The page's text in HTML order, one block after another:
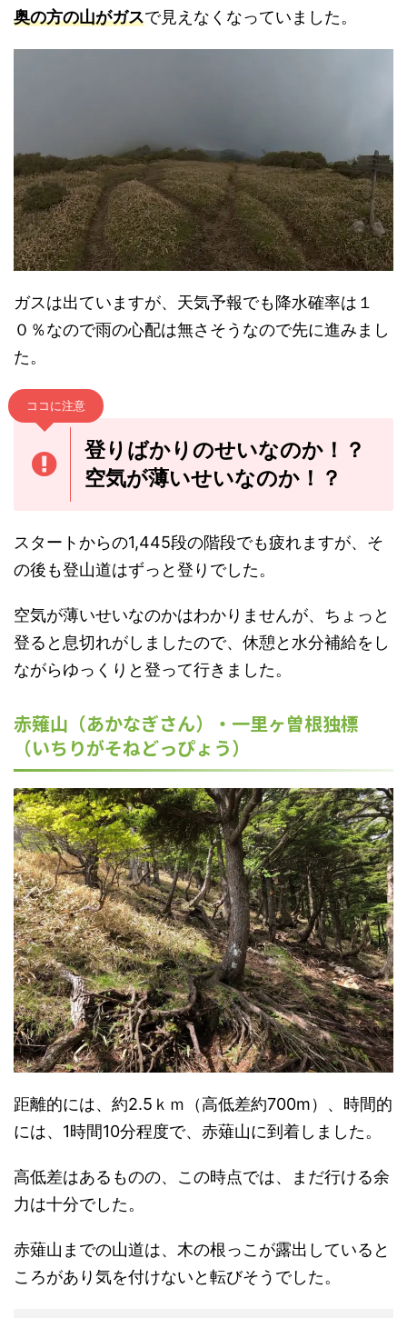
奥の方の山がガスで見えなくなっていました。
ガスは出ていますが、天気予報でも降水確率は１
０％なので雨の心配は無さそうなので先に進みまし
た。
ココに注意
登りばかりのせいなのか！？
空気が薄いせいなのか！？
スタートからの1,445段の階段でも疲れますが、そ
の後も登山道はずっと登りでした。
空気が薄いせいなのかはわかりませんが、ちょっと
登ると息切れがしましたので、休憩と水分補給をし
ながらゆっくりと登って行きました。
赤薙山（あかなぎさん）・一里ヶ曽根独標
（いちりがそねどっぴょう）
距離的には、約2.5ｋｍ（高低差約700m）、時間的
には、1時間10分程度で、赤薙山に到着しました。
高低差はあるものの、この時点では、まだ行ける余
力は十分でした。
赤薙山までの山道は、木の根っこが露出していると
ころがあり気を付けないと転びそうでした。